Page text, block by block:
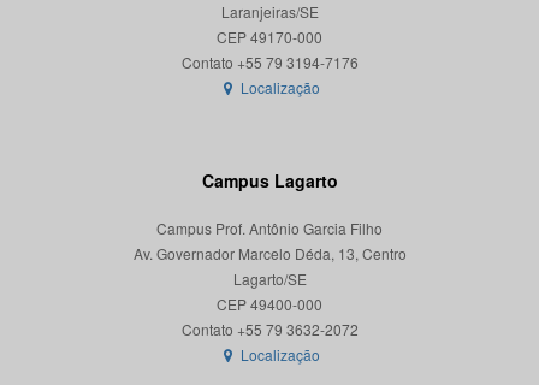
Laranjeiras/SE
CEP 49170-000
Localização
Campus Lagarto
Campus Prof. Antônio Garcia Filho
Av. Governador Marcelo Déda, 13, Centro
Lagarto/SE
CEP 49400-000
Localização